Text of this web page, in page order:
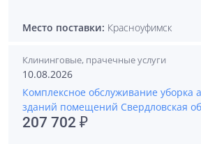
Место поставки: Красноуфимск
Клининговые, прачечные услуги
10.08.2026
Комплексное обслуживание уборка
зданий помещений Свердловская
207 702 ₽